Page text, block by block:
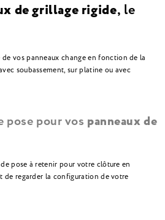
de grillage rigide, le
vos panneaux change en fonction de la
soubassement, sur platine ou avec
pose pour vos panneaux de
pose à retenir pour votre clôture en
de regarder la configuration de votre